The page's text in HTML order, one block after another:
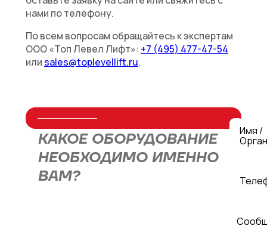
нами по телефону.
По всем вопросам обращайтесь к экспертам
ООО «Топ Левел Лифт»: +7 (495) 477-47-54
илиsales@toplevellift.ru.
КАКОЕ ОБОРУДОВАНИЕ
НЕОБХОДИМО ИМЕННО
ВАМ?
Имя /